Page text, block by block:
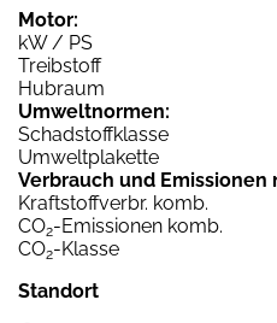
Motor:
kW / PS
Treibstoff
Hubraum
Umweltnormen:
Schadstoffklasse
Umweltplakette
Verbrauch und Emissionen
Kraftstoffverbr. komb.
CO2-Emissionen komb.
CO2-Klasse
Standort